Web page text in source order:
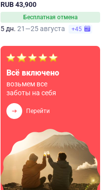
RUB 43,900
Бесплатная отмена
5 дн. 21—25 августа +45
Всё включено
возьмем все
заботы на себя
Перейти